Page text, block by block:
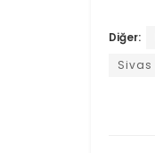
Diğer:
Sivas